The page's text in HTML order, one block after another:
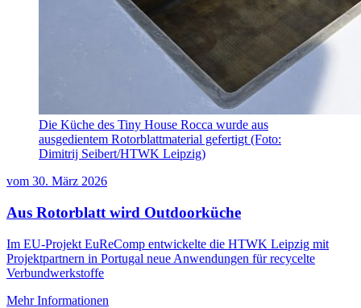
Die Küche des Tiny House Rocca wurde aus
ausgedientem Rotorblattmaterial gefertigt (Foto:
Dimitrij Seibert/HTWK Leipzig)
vom 30. März 2026
Aus Rotorblatt wird Outdoorküche
Im EU-Projekt EuReComp entwickelte die HTWK Leipzig mit
Projektpartnern in Portugal neue Anwendungen für recycelte
Verbundwerkstoffe
Mehr Informationen